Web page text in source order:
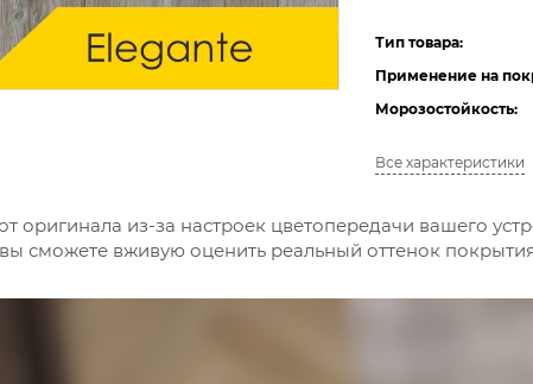
Тип товара:
Применение на
Морозостойкость:
Все характеристики
оригинала из-за настроек цветопередачи вашего
вы сможете вживую оценить реальный оттенок